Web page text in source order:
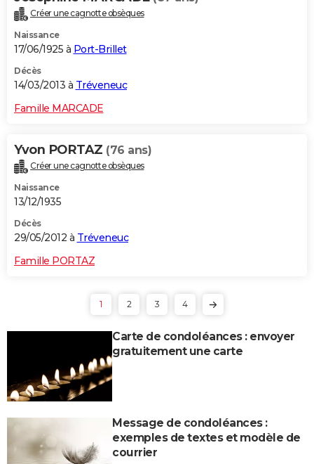
Créer une cagnotte obsèques
Naissance
17/06/1925 à Port-Brillet
Décès
14/03/2013 à Tréveneuc
Famille MARCADE
Yvon PORTAZ (76 ans)
Créer une cagnotte obsèques
Naissance
13/12/1935
Décès
29/05/2012 à Tréveneuc
Famille PORTAZ
1 2 3 4
Carte de condoléances : envoyer
gratuitement une carte
Message de condoléances :
exemples de textes et modèle de
courrier